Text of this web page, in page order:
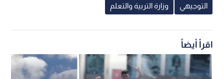
التوجيهي وزارة التربية والتعلم
اقرأ أيضاً